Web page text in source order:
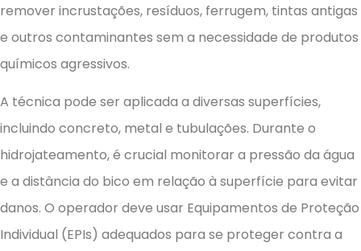
remover incrustações, resíduos, ferrugem, tintas antigas
e outros contaminantes sem a necessidade de produtos
químicos agressivos.
A técnica pode ser aplicada a diversas superfícies,
incluindo concreto, metal e tubulações. Durante o
hidrojateamento, é crucial monitorar a pressão da água
e a distância do bico em relação à superfície para evitar
danos. O operador deve usar Equipamentos de Proteção
Individual (EPIs) adequados para se proteger contra a